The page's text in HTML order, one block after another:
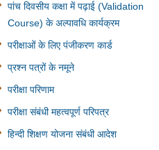
पांच दिवसीय कक्षा में पढ़ाई (Validation
Course) के अल्‍पावधि कार्यक्रम
परीक्षाओं के लिए पंजीकरण कार्ड
प्रश्न पत्रों के नमूने
परीक्षा परिणाम
परीक्षा संबंधी महत्‍वपूर्ण परिपत्र
हिन्दी शिक्षण योजना संबंधी आदेश